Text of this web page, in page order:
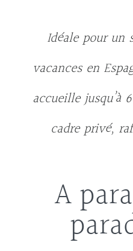
Idéale pour un
vacances en
accueille jusqu’à
cadre privé,
A